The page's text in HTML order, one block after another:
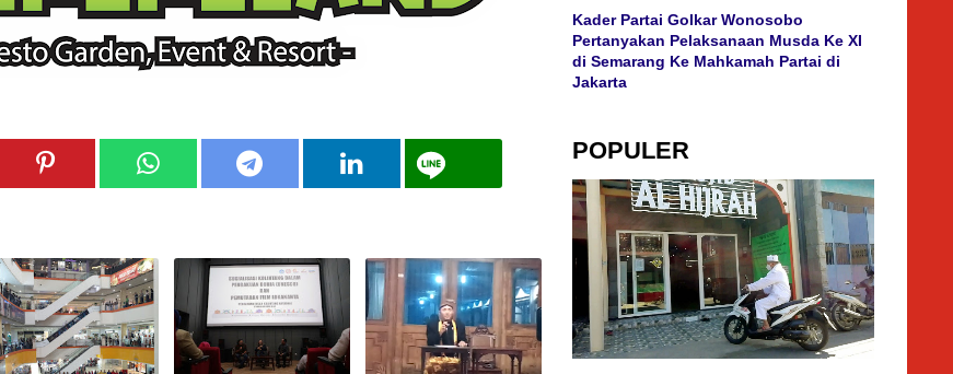
Kader Partai Golkar Wonosobo
Pertanyakan Pelaksanaan Musda Ke XI
di Semarang Ke Mahkamah Partai di
Jakarta
POPULER